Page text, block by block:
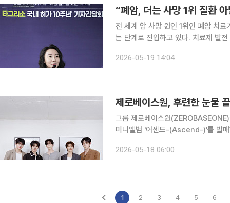
전 세계 암 사망 원인 1위인 폐암 치료
는 단계로 진입하고 있다. 치료제 발
포성장인자수용체(EGFR) 변이 비소
2026-05-19 14:04
그룹 제로베이스원(ZEROBASEONE)이 쉼 없는 도약
미니앨범 '어센드-(Ascend-)'를 발매하고 컴백한다. 신보 발매에 앞
"이전의 제로베이스원에서 좀더 성숙
2026-05-18 06:00
1 2 3 4 5 6